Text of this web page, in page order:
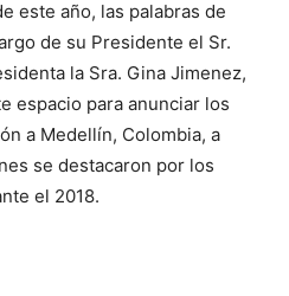
este año, las palabras de
de su Presidente el Sr.
la Sra. Gina Jimenez,
espacio para anunciar los
a Medellín, Colombia, a
se destacaron por los
el 2018.